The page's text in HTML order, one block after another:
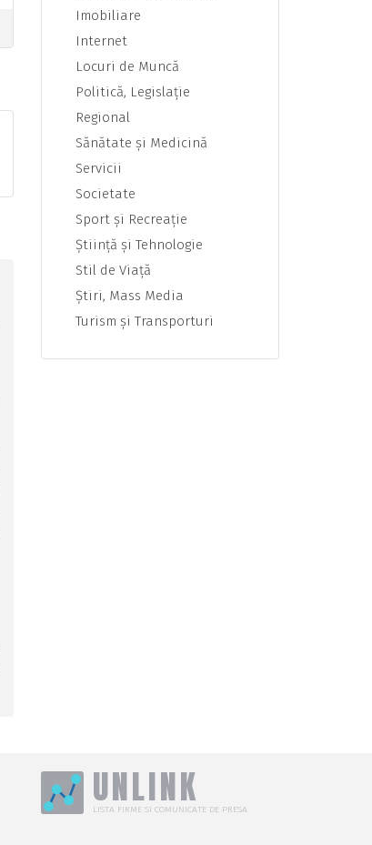
Imobiliare
Internet
Locuri de Muncă
Politică, Legislaţie
Regional
Sănătate şi Medicină
Servicii
Societate
Sport şi Recreaţie
Ştiinţă şi Tehnologie
Stil de Viaţă
Ştiri, Mass Media
Turism şi Transporturi
UNLINK
LISTA FIRME SI COMUNICATE DE PRESA